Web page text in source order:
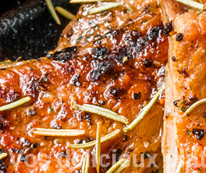
Vos délicieux
Cliquer